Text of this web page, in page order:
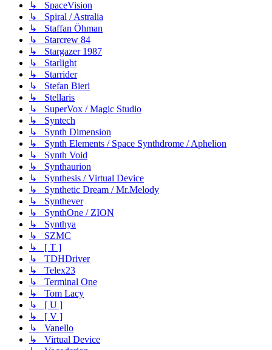
↳ SpaceVision
↳ Spiral / Astralia
↳ Staffan Öhman
↳ Starcrew 84
↳ Stargazer 1987
↳ Starlight
↳ Starrider
↳ Stefan Bieri
↳ Stellaris
↳ SuperVox / Magic Studio
↳ Syntech
↳ Synth Dimension
↳ Synth Elements / Space Synthdrome / Aphelion
↳ Synth Void
↳ Synthaurion
↳ Synthesis / Virtual Device
↳ Synthetic Dream / Mr.Melody
↳ Synthever
↳ SynthOne / ZION
↳ Synthya
↳ SZMC
↳ [ T ]
↳ TDHDriver
↳ Telex23
↳ Terminal One
↳ Tom Lacy
↳ [ U ]
↳ [ V ]
↳ Vanello
↳ Virtual Device